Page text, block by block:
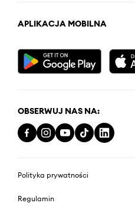
APLIKACJA MOBILNA
OBSERWUJ NAS NA:
Polityka prywatności
Regulamin